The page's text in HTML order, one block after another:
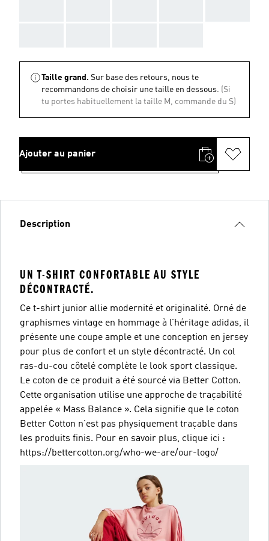
Taille grand. Sur base des retours, nous te
recommandons de choisir une taille en dessous. (Si
tu portes habituellement la taille M, commande du S)
Ajouter au panier
Description
UN T-SHIRT CONFORTABLE AU STYLE
DÉCONTRACTÉ.
Ce t-shirt junior allie modernité et originalité. Orné de
graphismes vintage en hommage à l’héritage adidas, il
présente une coupe ample et une conception en jersey
pour plus de confort et un style décontracté. Un col
ras-du-cou côtelé complète le look sport classique.
Le coton de ce produit a été sourcé via Better Cotton.
Cette organisation utilise une approche de traçabilité
appelée « Mass Balance ». Cela signifie que le coton
Better Cotton n'est pas physiquement traçable dans
les produits finis. Pour en savoir plus, clique ici :
https://bettercotton.org/who-we-are/our-logo/